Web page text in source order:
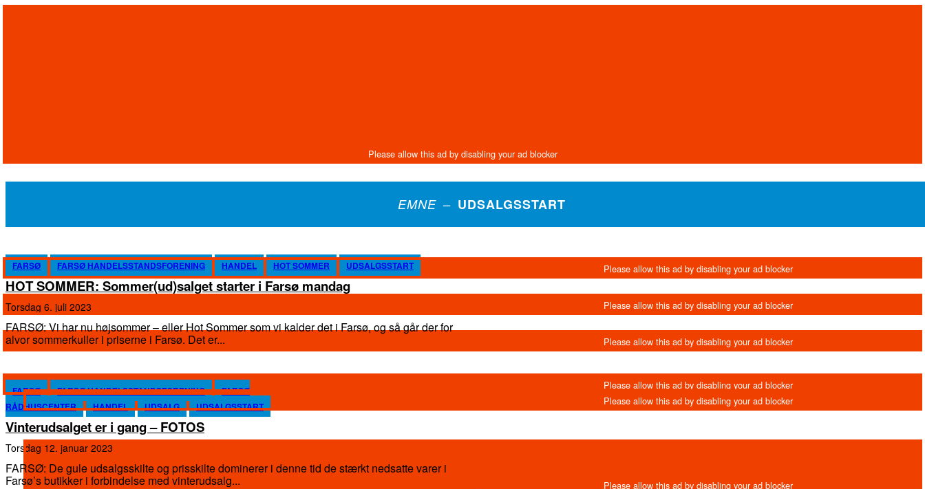
EMNE – UDSALGSSTART
FARSØ FARSØ HANDELSSTANDSFORENING HANDEL HOT SOMMER UDSALGSSTART
HOT SOMMER: Sommer(ud)salget starter i Farsø mandag
torsdag 6. juli 2023
FARSØ: Vi har nu højsommer – eller Hot Sommer som vi kalder det i Farsø, og så går der for
alvor sommerkuller i priserne i Farsø. Det er...
FARSØ FARSØ HANDELSSTANDSFORENING
FARSØ
RÅDHUSCENTER
HANDEL UDSALG UDSALGSSTART
Vinterudsalget er i gang – FOTOS
torsdag 12. januar 2023
FARSØ: De gule udsalgsskilte og prisskilte dominerer i denne tid de stærkt nedsatte varer i
Farsø’s butikker i forbindelse med vinterudsalg...